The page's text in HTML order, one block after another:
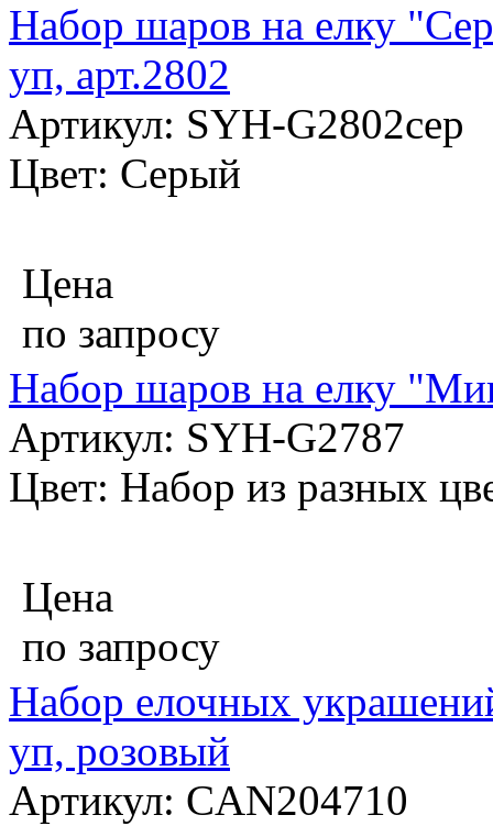
Набор шаров на елку
уп, арт.2802
Артикул: SYH-G2802сер
Цвет: Серый
Цена
по запросу
Набор шаров на елку
Артикул: SYH-G2787
Цвет: Набор из разных
Цена
по запросу
Набор елочных
уп, розовый
Артикул: CAN204710